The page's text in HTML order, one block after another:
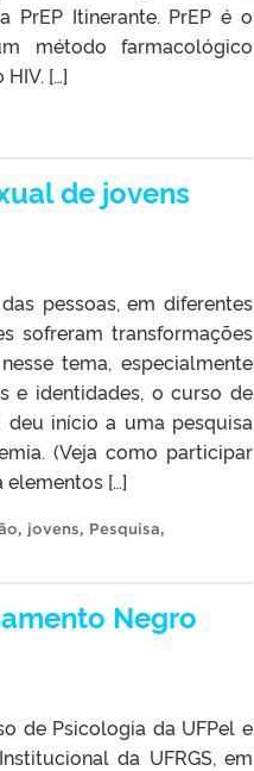
PrEP Itinerante. PrEP é o
método farmacológico
[…]
de jovens
pessoas, em diferentes
sofreram transformações
tema, especialmente
e identidades, o curso de
deu início a uma pesquisa
(Veja como participar
[…]
, jovens, Pesquisa,
Negro
de Psicologia da UFPel e
da UFRGS, em